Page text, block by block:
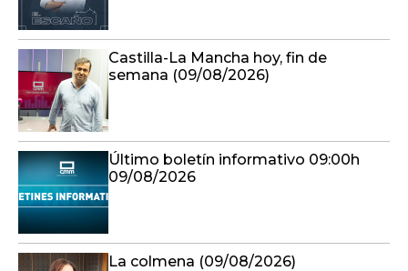
Castilla-La Mancha hoy, fin de
semana (09/08/2026)
Último boletín informativo 09:00h
09/08/2026
La colmena (09/08/2026)